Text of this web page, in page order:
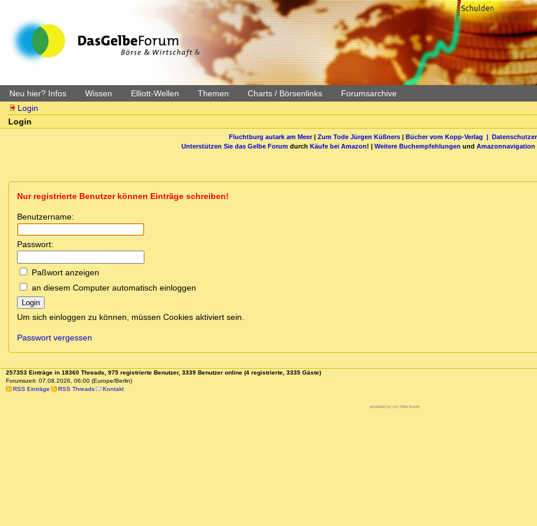
Neu hier? Infos Wissen Elliott-Wellen Themen Charts / Börsenlinks Forumsarchive
Login
Login
Fluchtburg autark am Meer| Zum Tode Jürgen Küßners| Bücher vom Kopp-Verlag |
Unterstützen Sie das Gelbe Forum durch Käufe bei Amazon! | Weitere Buchempfehlungen und Amazonnavigation
Nur registrierte Benutzer können Einträge schreiben!
Benutzername:
Passwort:
Paßwort anzeigen
an diesem Computer automatisch einloggen
Login
Um sich einloggen zu können, müssen Cookies aktiviert sein.
Passwort vergessen
257353 Einträge in 18360 Threads, 975 registrierte Benutzer, 3339 Benutzer online (4 registrierte, 3335 Gäste)
Forumszeit: 07.08.2026, 06:00 (Europe/Berlin)
RSS Einträge
RSS Threads Kontakt
powered by my little forum